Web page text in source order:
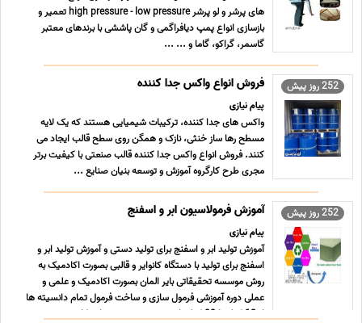
های پرشر و لو پرشر high pressure - low pressure تعمیر و
بازسازی انواع پمپ دیافراگمی و گان پاششی با برندهای معتبر
گاسمر، گراکو، گاما و ... ...
252 روز پیش فروش انواع واکس جدا کننده
پیام نیازی
واکس های جدا کننده، ترکیبات شیمیایی هستند که یک لایه
مسطح رها ساز خنثی، نازک و همگن روی سطح قالب ایجاد می
کنند. فروش انواع واکس جدا کننده قالب صنعتی با کیفیت برتر
مجری طرح کارگروه آموزش و توسعه بنیان صنایع ...
252 روز پیش آموزش فرمولاسیون ابر و اسفنج
پیام نیازی
آموزش تولید ابر و اسفنج برای تولید دستی و آموزش تولید ابر و
اسفنج برای تولید با دستگاه کانوایر و قالبی بصورت اکادمیک به
روش موسسه تحقیقاتی بایر المان بصورت اکادمیک و علمی و
عملی دوره آموزشی فرمول سازی و ساخت فرمول تمام دانسیته ها
از 12 کیلو تا 80 کیلو با مجوز رسمی و پشتیبانی کا ... ...